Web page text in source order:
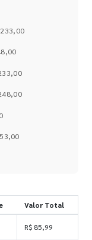
233,00
Valor Total
R$ 85,99